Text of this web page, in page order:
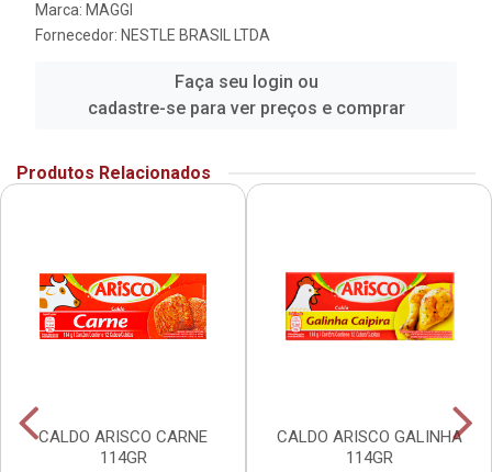
Marca: MAGGI
Fornecedor: NESTLE BRASIL LTDA
Faça seu login ou
cadastre-se para ver preços e comprar
Produtos Relacionados
CALDO ARISCO CARNE
114GR
CALDO ARISCO GALINHA
114GR